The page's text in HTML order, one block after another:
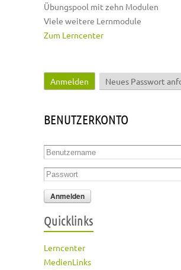
Übungspool mit zehn Modulen
Viele weitere Lernmodule
Zum Lerncenter
Haupt-Reiter
Anmelden (aktiver Reiter)
Neues Passwort
BENUTZERKONTO
Benutzername
Passwort
Quicklinks
Lerncenter
MedienLinks